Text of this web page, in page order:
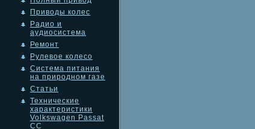
Приводы колес
Радио и
аудиосистема
Ремонт
Рулевое колесо
Система питания
на природном газе
Статьи
Технические
характеристики
Volkswagen Passat
CC